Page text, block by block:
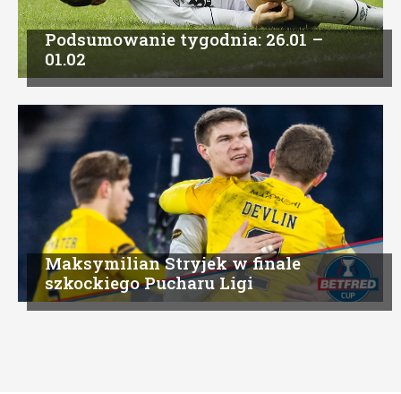
Podsumowanie tygodnia: 26.01 –
01.02
Maksymilian Stryjek w finale
szkockiego Pucharu Ligi